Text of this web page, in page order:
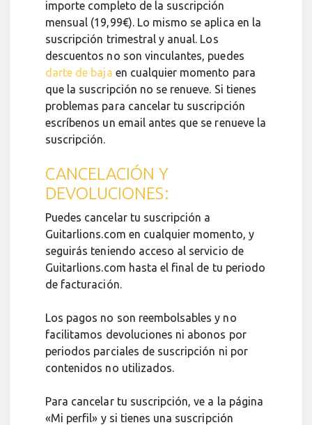
importe completo de la suscripción
mensual (19,99€). Lo mismo se aplica en la
suscripción trimestral y anual. Los
descuentos no son vinculantes, puedes
darte de baja en cualquier momento para
que la suscripción no se renueve. Si tienes
problemas para cancelar tu suscripción
escríbenos un email antes que se renueve la
suscripción.
CANCELACIÓN Y
DEVOLUCIONES:
Puedes cancelar tu suscripción a
Guitarlions.com en cualquier momento, y
seguirás teniendo acceso al servicio de
Guitarlions.com hasta el final de tu periodo
de facturación.
Los pagos no son reembolsables y no
facilitamos devoluciones ni abonos por
periodos parciales de suscripción ni por
contenidos no utilizados.
Para cancelar tu suscripción, ve a la página
«Mi perfil» y si tienes una suscripción